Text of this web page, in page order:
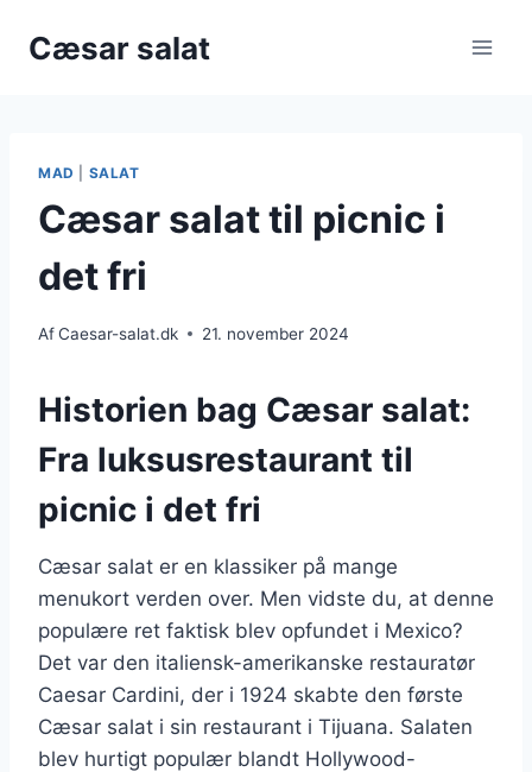
Cæsar salat
MAD SALAT
Cæsar salat til picnic i
det fri
AfCaesar-salat.dk 21. november 2024
Historien bag Cæsar salat:
Fra luksusrestaurant til
picnic i det fri
Cæsar salat er en klassiker på mange
menukort verden over. Men vidste du, at denne
populære ret faktisk blev opfundet i Mexico?
Det var den italiensk-amerikanske restauratør
Caesar Cardini, der i 1924 skabte den første
Cæsar salat i sin restaurant i Tijuana. Salaten
blev hurtigt populær blandt Hollywood-